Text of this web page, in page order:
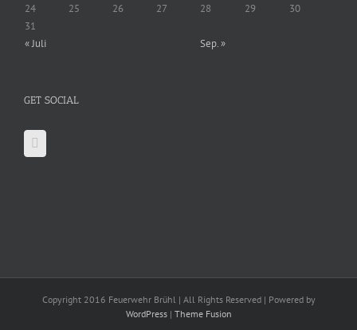
24
25 26 27 28 29
30
31
« Juli
Sep. »
GET SOCIAL
Copyright 2016 Feuerwehr Brühl | All Rights Reserved | Powered by
WordPress| Theme Fusion